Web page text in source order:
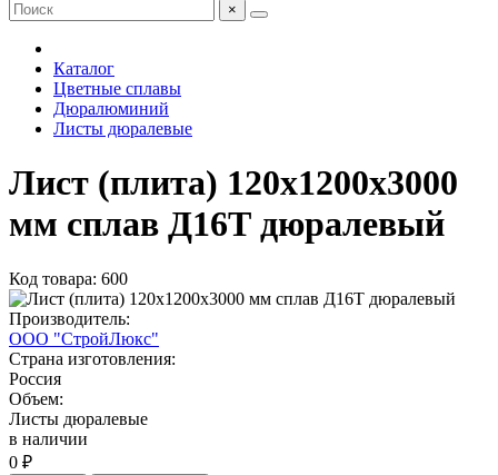
×
Каталог
Цветные сплавы
Дюралюминий
Листы дюралевые
Лист (плита) 120х1200х3000
мм сплав Д16Т дюралевый
Код товара: 600
Производитель:
ООО "СтройЛюкс"
Страна изготовления:
Россия
Объем:
Листы дюралевые
в наличии
0 ₽